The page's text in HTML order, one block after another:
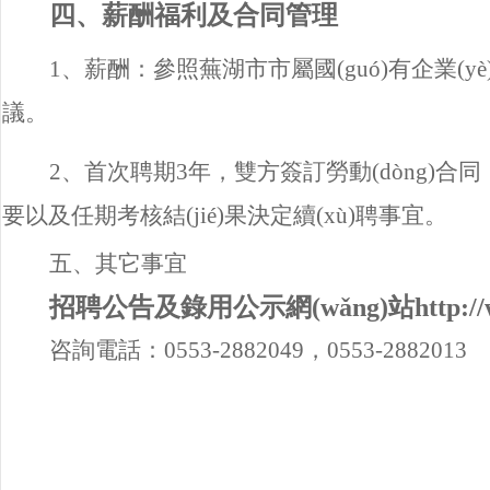
四、薪酬福利及合同管理
1、薪酬：參照蕪湖市市屬國(guó)有企業
議。
2、首次聘期3年，雙方簽訂勞動(dòng)合
要以及任期考核結(jié)果決定續(xù)聘事宜。
五、其它事宜
招聘公告及錄用公示網(wǎng)站http://
咨詢電話：0553-2882049，0553-2882013